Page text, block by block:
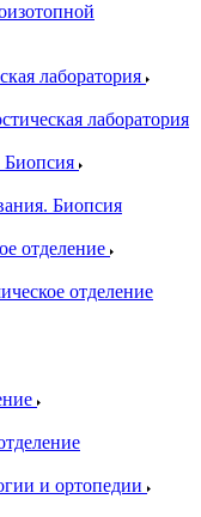
лаборатория
лаборатория
Биопсия
Биопсия
отделение
отделение
и ортопедии